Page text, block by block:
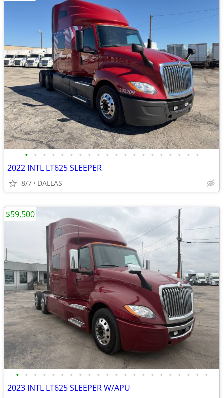
• • • • • • • • • • • • • • • • • • • •
2022 INTL LT625 SLEEPER
8/7 DALLAS
• • • • • • • • • • • • • • • • • • • • • •
2023 INTL LT625 SLEEPER W/APU
$59,500